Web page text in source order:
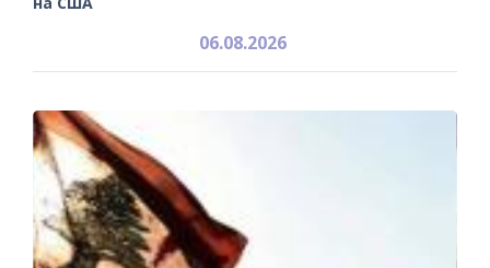
06.08.2026